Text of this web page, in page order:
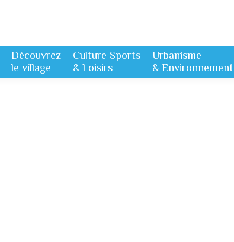
Découvrez
le village
Culture Sports
& Loisirs
Urbanisme
& Environnement